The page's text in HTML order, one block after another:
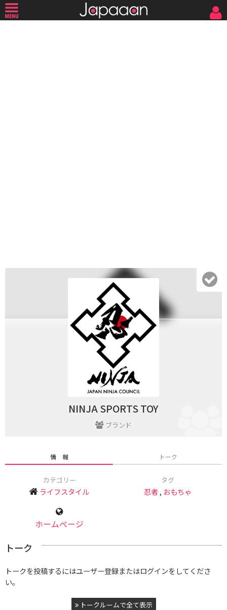
NINJA SPORTS TOY
ブランド
情 報 トーク
カテゴリー
ライフスタイル
タグ
忍者, おもちゃ
ホームページ
トーク
トークを投稿するにはユーザー登録またはログインをしてくださ
い。
トークルームで全て表示